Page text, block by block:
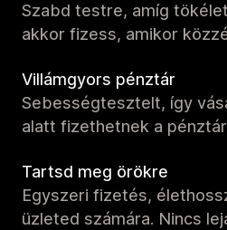
Szabd testre, amíg
akkor fizess, amikor
Villámgyors pénztár
Sebességtesztelt, így
alatt fizethetnek a
Tartsd meg örökre
Egyszeri fizetés,
üzleted számára. Nincs